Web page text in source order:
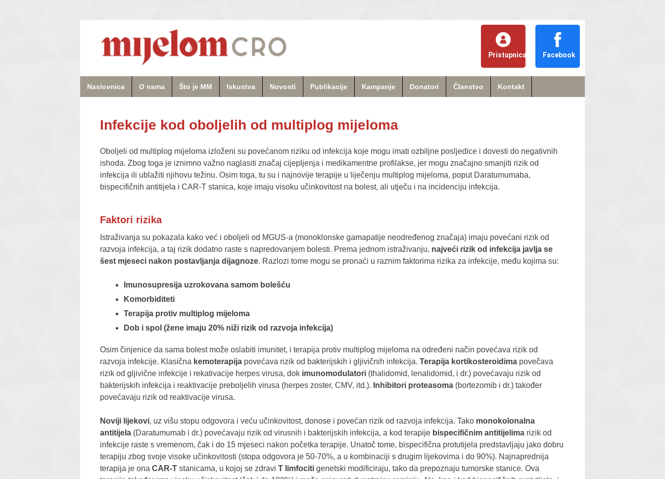
Pristupnica Facebook
Naslovnica O nama Što je MM Iskustva Novosti Publikacije Kampanje Donatori Članstvo Kontakt
Infekcije kod oboljelih od multiplog mijeloma
Oboljeli od multiplog mijeloma izloženi su povećanom riziku od infekcija koje mogu imati ozbiljne posljedice i dovesti do negativnih
ishoda. Zbog toga je iznimno važno naglasiti značaj cijepljenja i medikamentne profilakse, jer mogu značajno smanjiti rizik od
infekcija ili ublažiti njihovu težinu. Osim toga, tu su i najnovije terapije u liječenju multiplog mijeloma, poput Daratumumaba,
bispecifičnih antitijela i CAR-T stanica, koje imaju visoku učinkovitost na bolest, ali utječu i na incidenciju infekcija.
Faktori rizika
Istraživanja su pokazala kako već i oboljeli od MGUS-a (monoklonske gamapatije neodređenog značaja) imaju povećani rizik od
razvoja infekcija, a taj rizik dodatno raste s napredovanjem bolesti. Prema jednom istraživanju, najveći rizik od infekcija javlja se
šest mjeseci nakon postavljanja dijagnoze. Razlozi tome mogu se pronaći u raznim faktorima rizika za infekcije, među kojima su:
Imunosupresija uzrokovana samom bolešću
Komorbiditeti
Terapija protiv multiplog mijeloma
Dob i spol (žene imaju 20% niži rizik od razvoja infekcija)
Osim činjenice da sama bolest može oslabiti imunitet, i terapija protiv multiplog mijeloma na određeni način povećava rizik od
razvoja infekcije. Klasična kemoterapija povećava rizik od bakterijskih i gljivičnih infekcija. Terapija kortikosteroidima povečava
rizik od gljivične infekcije i rekativacije herpes virusa, dok imunomodulatori (thalidomid, lenalidomid, i dr.) povećavaju rizik od
bakterijskih infekcija i reaktivacije preboljelih virusa (herpes zoster, CMV, itd.). Inhibitori proteasoma (bortezomib i dr.) također
povećavaju rizik od reaktivacije virusa.
Noviji lijekovi, uz višu stopu odgovora i veću učinkovitost, donose i povećan rizik od razvoja infekcija. Tako monokolonalna
antitijela (Daratumumab i dr.) povećavaju rizik od virusnih i bakterijskih infekcija, a kod terapije bispecifičnim antitijelima rizik od
infekcije raste s vremenom, čak i do 15 mjeseci nakon početka terapije. Unatoč tome, bispecifična protutijela predstavljaju jako dobru
terapiju zbog svoje visoke učinkovitosti (stopa odgovora je 50-70%, a u kombinaciji s drugim lijekovima i do 90%). Najnaprednija
terapija je ona CAR-T stanicama, u kojoj se zdravi T limfociti genetski modificiraju, tako da prepoznaju tumorske stanice. Ova